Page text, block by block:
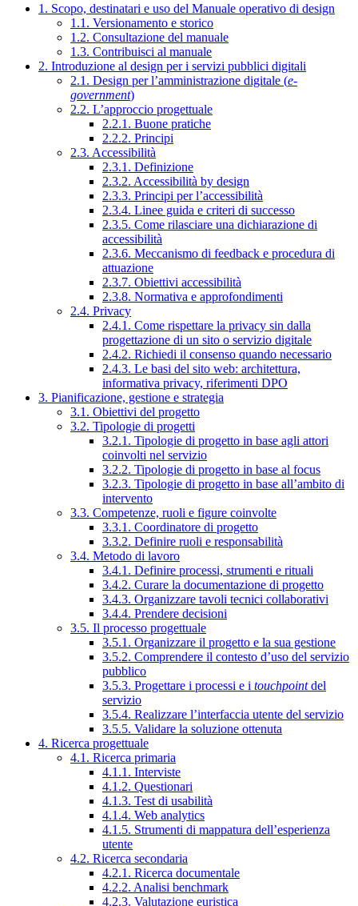
1. Scopo, destinatari e uso del Manuale operativo di design
1.1. Versionamento e storico
1.2. Consultazione del manuale
1.3. Contribuisci al manuale
2. Introduzione al design per i servizi pubblici digitali
2.1. Design per l’amministrazione digitale (e-
government)
2.2. L’approccio progettuale
2.2.1. Buone pratiche
2.2.2. Principi
2.3. Accessibilità
2.3.1. Definizione
2.3.2. Accessibilità by design
2.3.3. Principi per l’accessibilità
2.3.4. Linee guida e criteri di successo
2.3.5. Come rilasciare una dichiarazione di
accessibilità
2.3.6. Meccanismo di feedback e procedura di
attuazione
2.3.7. Obiettivi accessibilità
2.3.8. Normativa e approfondimenti
2.4. Privacy
2.4.1. Come rispettare la privacy sin dalla
progettazione di un sito o servizio digitale
2.4.2. Richiedi il consenso quando necessario
2.4.3. Le basi del sito web: architettura,
informativa privacy, riferimenti DPO
3. Pianificazione, gestione e strategia
3.1. Obiettivi del progetto
3.2. Tipologie di progetti
3.2.1. Tipologie di progetto in base agli attori
coinvolti nel servizio
3.2.2. Tipologie di progetto in base al focus
3.2.3. Tipologie di progetto in base all’ambito di
intervento
3.3. Competenze, ruoli e figure coinvolte
3.3.1. Coordinatore di progetto
3.3.2. Definire ruoli e responsabilità
3.4. Metodo di lavoro
3.4.1. Definire processi, strumenti e rituali
3.4.2. Curare la documentazione di progetto
3.4.3. Organizzare tavoli tecnici collaborativi
3.4.4. Prendere decisioni
3.5. Il processo progettuale
3.5.1. Organizzare il progetto e la sua gestione
3.5.2. Comprendere il contesto d’uso del servizio
pubblico
3.5.3. Progettare i processi e i touchpointdel
servizio
3.5.4. Realizzare l’interfaccia utente del servizio
3.5.5. Validare la soluzione ottenuta
4. Ricerca progettuale
4.1. Ricerca primaria
4.1.1. Interviste
4.1.2. Questionari
4.1.3. Test di usabilità
4.1.4. Web analytics
4.1.5. Strumenti di mappatura dell’esperienza
utente
4.2. Ricerca secondaria
4.2.1. Ricerca documentale
4.2.2. Analisi benchmark
4.2.3. Valutazione euristica